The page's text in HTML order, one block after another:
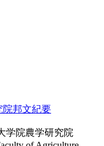
院邦文紀要
学院農学研究院